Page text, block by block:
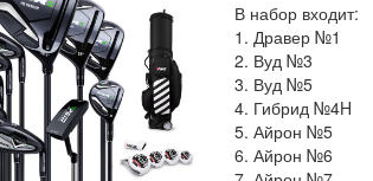
В набор входит:
1. Дравер №1
2. Вуд №3
3. Вуд №5
4. Гибрид №4H
5. Айрон №5
6. Айрон №6